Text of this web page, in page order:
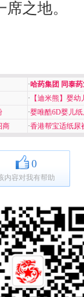
之地。
·哈药集团 同泰
· 【迪米熊】婴幼
·婴唯酷6D婴儿
商 ·香港帮宝适纸尿
0
内容对我有帮助